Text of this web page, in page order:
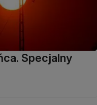
Specjalny